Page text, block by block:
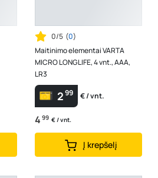
0/5 (0)
Maitinimo elementai VARTA
MICRO LONGLIFE, 4 vnt., AAA,
LR3
299 € / vnt.
4 99 € / vnt.
Į krepšelį